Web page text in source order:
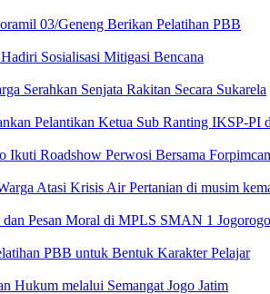
03/Geneng Berikan Pelatihan PBB
Sosialisasi Mitigasi Bencana
Serahkan Senjata Rakitan Secara Sukarela
Pelantikan Ketua Sub Ranting IKSP-PI
Ikuti Roadshow Perwosi Bersama
Atasi Krisis Air Pertanian di musim
Pesan Moral di MPLS SMAN 1 Jogorogo
PBB untuk Bentuk Karakter Pelajar
Hukum melalui Semangat Jogo Jatim